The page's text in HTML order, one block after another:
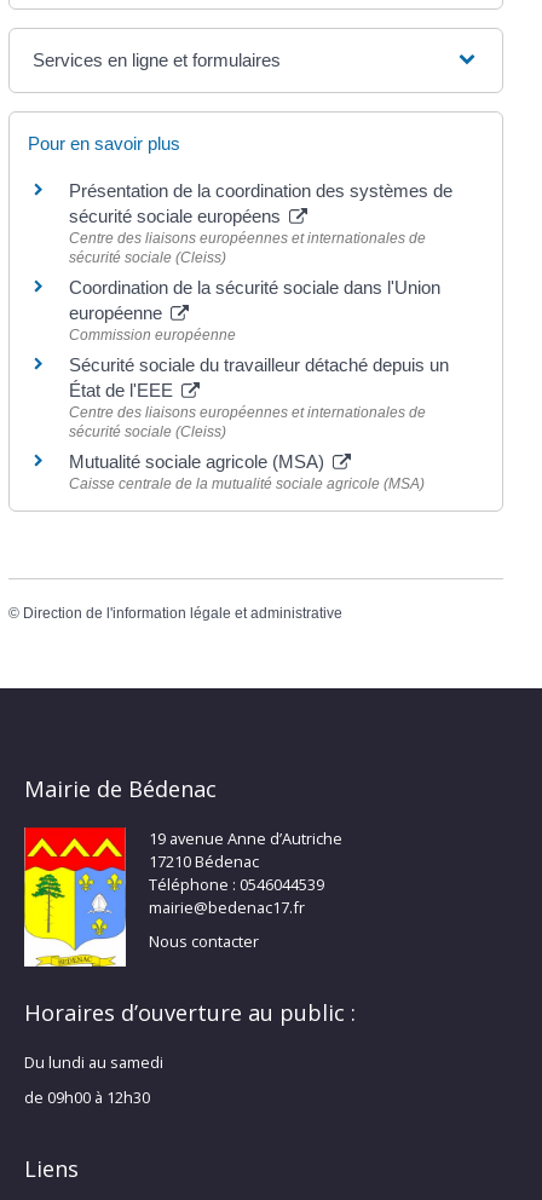
Services en ligne et formulaires
Pour en savoir plus
Présentation de la coordination des systèmes de
sécurité sociale européens
Centre des liaisons européennes et internationales de
sécurité sociale (Cleiss)
Coordination de la sécurité sociale dans l'Union
européenne
Commission européenne
Sécurité sociale du travailleur détaché depuis un
État de l'EEE
Centre des liaisons européennes et internationales de
sécurité sociale (Cleiss)
Mutualité sociale agricole (MSA)
Caisse centrale de la mutualité sociale agricole (MSA)
© Direction de l'information légale et administrative
Mairie de Bédenac
19 avenue Anne d’Autriche
17210 Bédenac
Téléphone : 0546044539
mairie@bedenac17.fr
Nous contacter
Horaires d’ouverture au public :
Du lundi au samedi
de 09h00 à 12h30
Liens